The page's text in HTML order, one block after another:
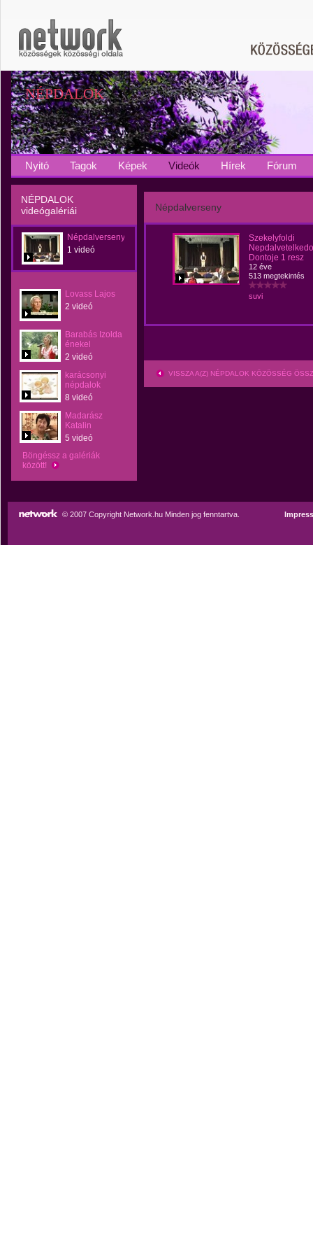
NÉPDALOK
Nyitó Tagok Képek Videók Hírek Fórum
NÉPDALOK
videógalériái
Népdalverseny
1 videó
Lovass Lajos
2 videó
Barabás Izolda
énekel
2 videó
karácsonyi
népdalok
8 videó
Madarász
Katalin
5 videó
Böngéssz a galériák
között!
Népdalverseny
Szekelyfoldi
Dontoje 1 resz
12 éve
513 megtekintés
suvi
VISSZA A(Z) NÉPDALOK KÖZÖSSÉG
© 2007 Copyright Network.hu Minden jog fenntartva.